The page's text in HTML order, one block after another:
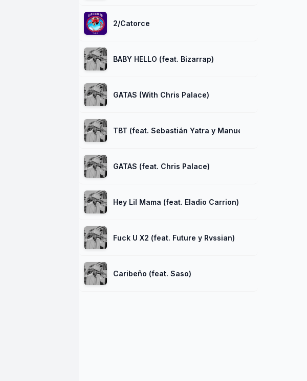
2/Catorce
BABY HELLO (feat. Bizarrap)
GATAS (With Chris Palace)
TBT (feat. Sebastián Yatra y Manuel Turizo)
GATAS (feat. Chris Palace)
Hey Lil Mama (feat. Eladio Carrion)
Fuck U X2 (feat. Future y Rvssian)
Caribeño (feat. Saso)